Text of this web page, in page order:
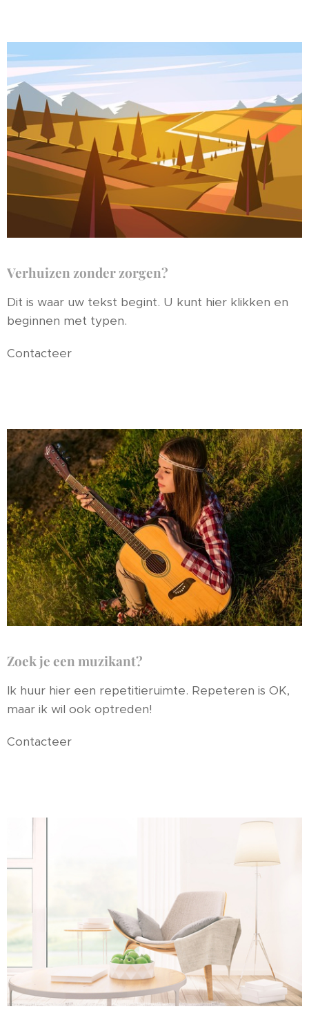
Verhuizen zonder zorgen?
Dit is waar uw tekst begint. U kunt hier klikken en
beginnen met typen.
Contacteer
Zoek je een muzikant?
Ik huur hier een repetitieruimte. Repeteren is OK,
maar ik wil ook optreden!
Contacteer